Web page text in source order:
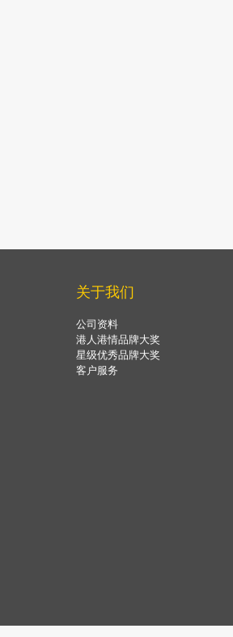
关于我们
公司资料
港人港情品牌大奖
星级优秀品牌大奖
客户服务